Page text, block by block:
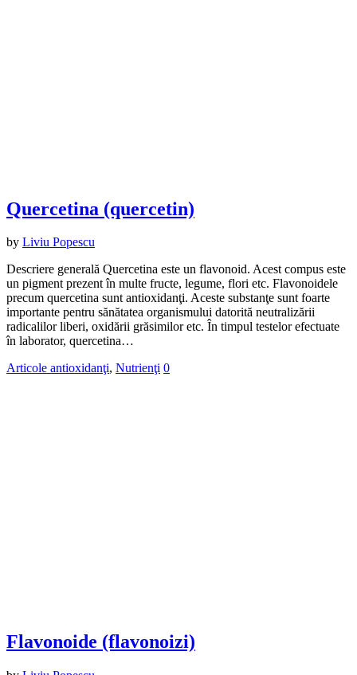
Quercetina (quercetin)
by Liviu Popescu
Descriere generală Quercetina este un flavonoid. Acest compus este
un pigment prezent în multe fructe, legume, flori etc. Flavonoidele
precum quercetina sunt antioxidanţi. Aceste substanţe sunt foarte
importante pentru sănătatea organismului datorită neutralizării
radicalilor liberi, oxidării grăsimilor etc. În timpul testelor efectuate
în laborator, quercetina…
Articole antioxidanţi, Nutrienţi 0
Flavonoide (flavonoizi)